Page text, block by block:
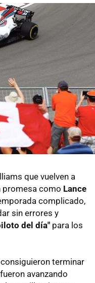
que vuelven a
promesa como Lance
complicado,
sin errores y
del día" para los
consiguieron terminar
avanzando